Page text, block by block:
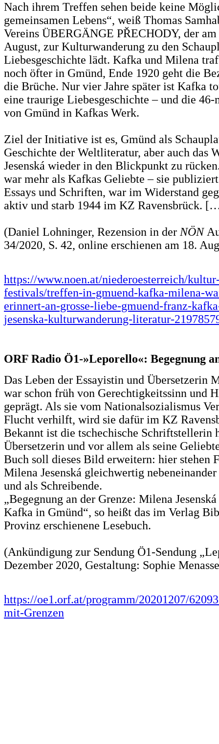
Nach ihrem Treffen sehen beide keine
gemeinsamen Lebens“, weiß Thomas
Vereins ÜBERGÄNGE PŘECHODY, der am
August, zur Kulturwanderung zu den
Liebesgeschichte lädt. Kafka und Milena
noch öfter in Gmünd, Ende 1920 geht die
die Brüche. Nur vier Jahre später ist Kafka
eine traurige Liebesgeschichte – und die
von Gmünd in Kafkas Werk.
Ziel der Initiative ist es, Gmünd als
Geschichte der Weltliteratur, aber auch das
Jesenská wieder in den Blickpunkt zu
war mehr als Kafkas Geliebte – sie
Essays und Schriften, war im Widerstand
aktiv und starb 1944 im KZ Ravensbrück.
(Daniel Lohninger, Rezension in der NÖN
34/2020, S. 42, online erschienen am 18.
https://www.noen.at/niederoesterreich/
festivals/treffen-in-gmuend-kafka-milena-
erinnert-an-grosse-liebe-gmuend-franz-
jesenska-kulturwanderung-literatur-
ORF Radio Ö1-»Leporello«: Begegnung
Das Leben der Essayistin und Übersetzerin
war schon früh von Gerechtigkeitssinn und
geprägt. Als sie vom Nationalsozialismus
Flucht verhilft, wird sie dafür im KZ
Bekannt ist die tschechische Schriftstellerin
Übersetzerin und vor allem als seine
Buch soll dieses Bild erweitern: hier stehen
Milena Jesenská gleichwertig
und als Schreibende.
„Begegnung an der Grenze: Milena
Kafka in Gmünd“, so heißt das im Verlag
Provinz erschienene Lesebuch.
(Ankündigung zur Sendung Ö1-Sendung
Dezember 2020, Gestaltung: Sophie
https://oe1.orf.at/programm/20201207/
mit-Grenzen